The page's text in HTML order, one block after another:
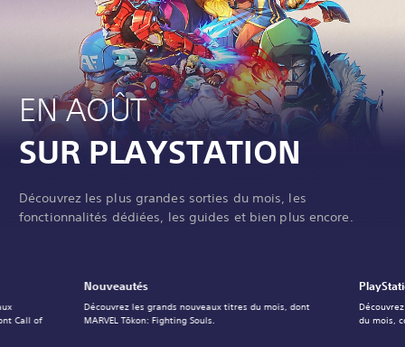
EN AOÛT
SUR PLAYSTATION
Découvrez les plus grandes sorties du mois, les
fonctionnalités dédiées, les guides et bien plus encore.
Nouveautés
Découvrez les grands nouveaux titres du mois, dont
MARVEL Tōkon: Fighting Souls.
du mois,
Call of